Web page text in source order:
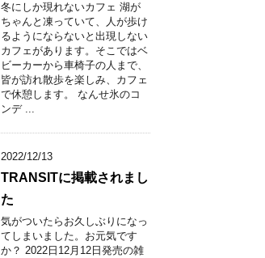
冬にしか現れないカフェ 湖が
ちゃんと凍っていて、人が歩け
るようにならないと出現しない
カフェがあります。そこではベ
ビーカーから車椅子の人まで、
皆が訪れ散歩を楽しみ、カフェ
で休憩します。 なんせ氷のコ
ンデ ...
2022/12/13
TRANSITに掲載されまし
た
気がついたらお久しぶりになっ
てしまいました。お元気です
か？ 2022日12月12日発売の雑